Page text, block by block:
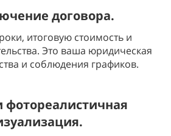
договора.
итоговую стоимость и
Это ваша юридическая
и соблюдения графиков.
фотореалистичная